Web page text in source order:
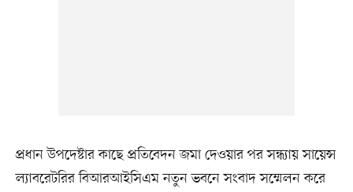
প্রধান উপদেষ্টার কাছে প্রতিবেদন জমা দেওয়ার পর সন্ধ্যায় সায়েন্স
ল্যাবরেটরির বিআরআইসিএম নতুন ভবনে সংবাদ সম্মেলন করে